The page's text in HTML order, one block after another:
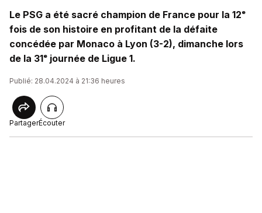
Le PSG a été sacré champion de France pour la 12ᵉ
fois de son histoire en profitant de la défaite
concédée par Monaco à Lyon (3-2), dimanche lors
de la 31ᵉ journée de Ligue 1.
Publié: 28.04.2024 à 21:36 heures
PartagerÉcouter